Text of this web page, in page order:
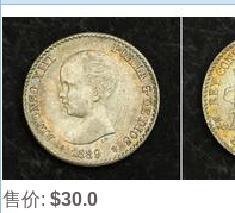
售价: $30.0